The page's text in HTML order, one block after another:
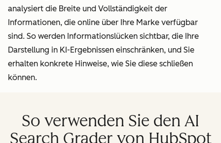
analysiert die Breite und Vollständigkeit der
Informationen, die online über Ihre Marke verfügbar
sind. So werden Informationslücken sichtbar, die Ihre
Darstellung in KI-Ergebnissen einschränken, und Sie
erhalten konkrete Hinweise, wie Sie diese schließen
können.
So verwenden Sie den AI
Search Grader von HubSpot